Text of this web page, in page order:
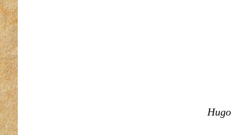
Hugo